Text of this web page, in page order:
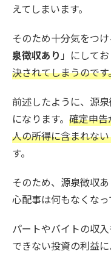
えてしまいます。
そのため十分気をつ
泉徴収あり 」にして
決されてしまうのです
前述したように、源
になります。 確定申
人の所得に含まれな
す。
そのため、源泉徴収
心配事は何もなくなっ
パートやバイトの収
できない投資の利益